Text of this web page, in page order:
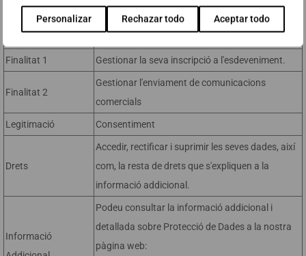
Personalizar Rechazar todo Aceptar todo
Informació bàsica sobre protecció de dades
Finalitat 1 Gestionar la seva inscripció a l'esdeveniment.
Finalitat 2
Gestionar l'enviament de comunicacions
comercials
Legitimació Consentiment
Drets
Accedir, rectificar i suprimir les seves dades, així
com, la resta de drets que s'expliquen a la
informació addicional.
Informació
Podeu consultar la informació addicional i
detallada sobre Protecció de Dades a la nostra
pàgina web: